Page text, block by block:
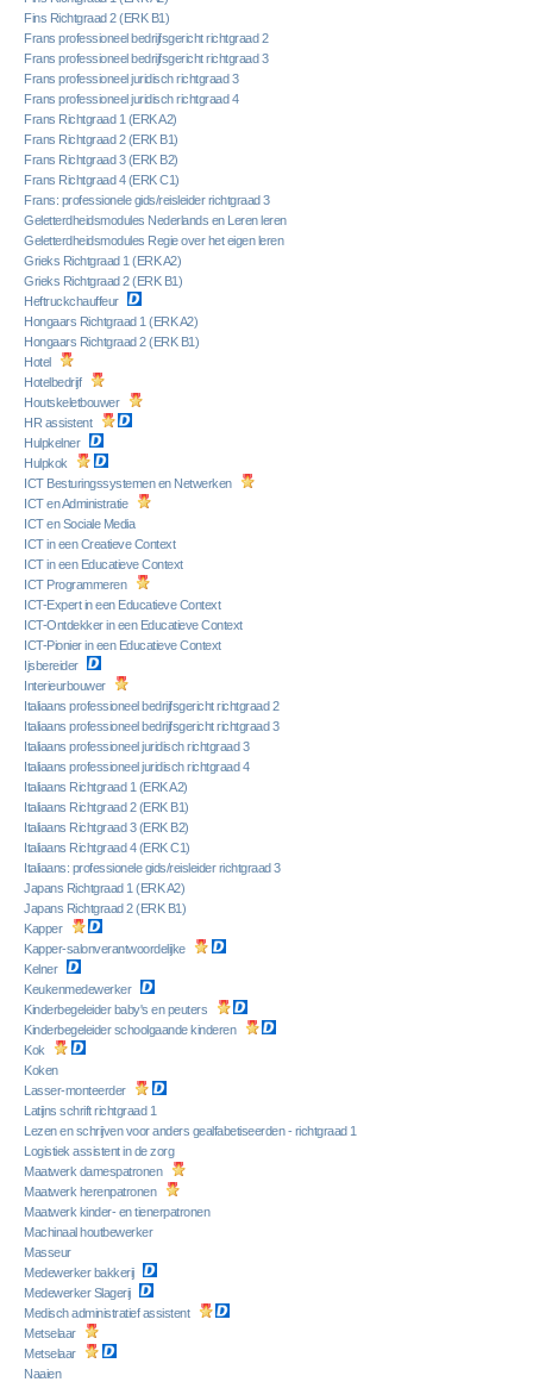
Fins Richtgraad 2 (ERK B1)
Frans professioneel bedrijfsgericht richtgraad 2
Frans professioneel bedrijfsgericht richtgraad 3
Frans professioneel juridisch richtgraad 3
Frans professioneel juridisch richtgraad 4
Frans Richtgraad 1 (ERK A2)
Frans Richtgraad 2 (ERK B1)
Frans Richtgraad 3 (ERK B2)
Frans Richtgraad 4 (ERK C1)
Frans: professionele gids/reisleider richtgraad 3
Geletterdheidsmodules Nederlands en Leren leren
Geletterdheidsmodules Regie over het eigen leren
Grieks Richtgraad 1 (ERK A2)
Grieks Richtgraad 2 (ERK B1)
Heftruckchauffeur
Hongaars Richtgraad 1 (ERK A2)
Hongaars Richtgraad 2 (ERK B1)
Hotel
Hotelbedrijf
Houtskeletbouwer
HR assistent
Hulpkelner
Hulpkok
ICT Besturingssystemen en Netwerken
ICT en Administratie
ICT en Sociale Media
ICT in een Creatieve Context
ICT in een Educatieve Context
ICT Programmeren
ICT-Expert in een Educatieve Context
ICT-Ontdekker in een Educatieve Context
ICT-Pionier in een Educatieve Context
Ijsbereider
Interieurbouwer
Italiaans professioneel bedrijfsgericht richtgraad 2
Italiaans professioneel bedrijfsgericht richtgraad 3
Italiaans professioneel juridisch richtgraad 3
Italiaans professioneel juridisch richtgraad 4
Italiaans Richtgraad 1 (ERK A2)
Italiaans Richtgraad 2 (ERK B1)
Italiaans Richtgraad 3 (ERK B2)
Italiaans Richtgraad 4 (ERK C1)
Italiaans: professionele gids/reisleider richtgraad 3
Japans Richtgraad 1 (ERK A2)
Japans Richtgraad 2 (ERK B1)
Kapper
Kapper-salonverantwoordelijke
Kelner
Keukenmedewerker
Kinderbegeleider baby's en peuters
Kinderbegeleider schoolgaande kinderen
Kok
Koken
Lasser-monteerder
Latijns schrift richtgraad 1
Lezen en schrijven voor anders gealfabetiseerden - richtgraad 1
Logistiek assistent in de zorg
Maatwerk damespatronen
Maatwerk herenpatronen
Maatwerk kinder- en tienerpatronen
Machinaal houtbewerker
Masseur
Medewerker bakkerij
Medewerker Slagerij
Medisch administratief assistent
Metselaar
Metselaar
Naaien